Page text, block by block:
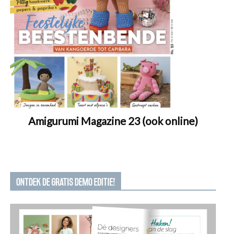
Amigurumi Magazine 23 (ook online)
ONTDEK DE GRATIS DEMO EDITIE!